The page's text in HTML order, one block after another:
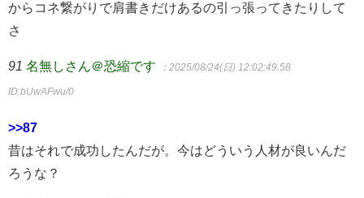
からコネ繋がりで肩書きだけあるの引っ張ってきたりして
さ
91 名無しさん＠恐縮です ：2025/08/24(日) 12:02:49.58
ID:bUwAFwu/0
>>87
昔はそれで成功したんだが。今はどういう人材が良いんだ
ろうな？